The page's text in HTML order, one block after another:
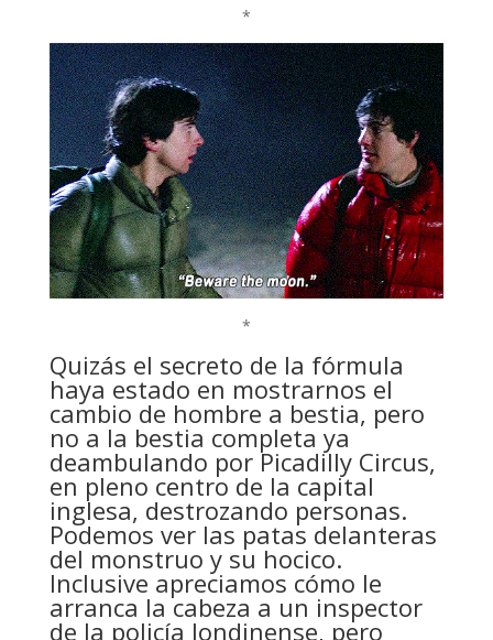
*
*
Quizás el secreto de la fórmula
haya estado en mostrarnos el
cambio de hombre a bestia, pero
no a la bestia completa ya
deambulando por Picadilly Circus,
en pleno centro de la capital
inglesa, destrozando personas.
Podemos ver las patas delanteras
del monstruo y su hocico.
Inclusive apreciamos cómo le
arranca la cabeza a un inspector
de la policía londinense, pero